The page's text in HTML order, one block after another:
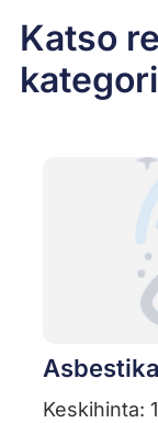
Katso
Keskihinta: